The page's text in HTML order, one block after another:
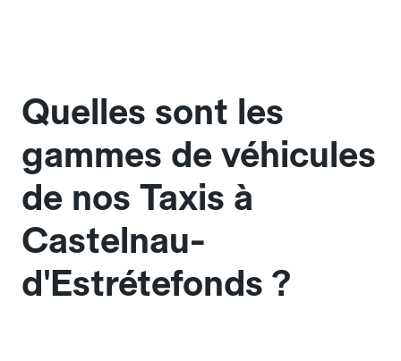
Quelles sont les
gammes de véhicules
de nos Taxis à
Castelnau-
d'Estrétefonds ?